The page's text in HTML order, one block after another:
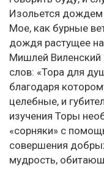
Изольется
Мое, как бурные
дождя растущее
Мишлей Виленский
слов: «Тора для
благодаря
целебные, и
изучения Торы
«сорняки» с
совершения
мудрость,